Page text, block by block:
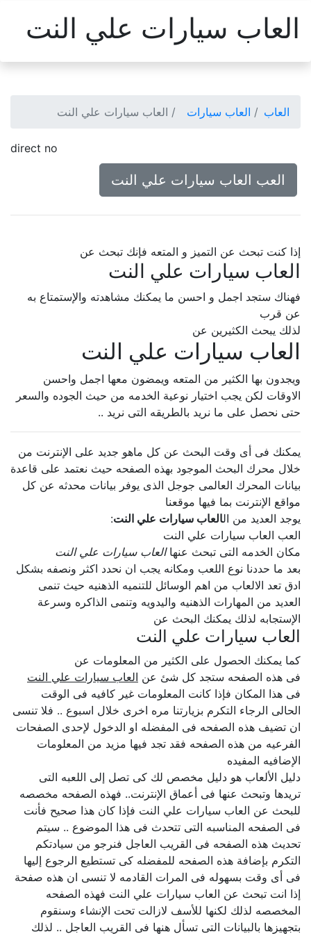
العاب سيارات علي النت
العاب العاب سيارات العاب سيارات علي النت
direct no
العب العاب سيارات علي النت
إذا كنت تبحث عن التميز و المتعه فإنك تبحث عن
العاب سيارات علي النت
فهناك ستجد اجمل و احسن ما يمكنك مشاهدته والإستمتاع به
عن قرب
لذلك يبحث الكثيرين عن
العاب سيارات علي النت
ويجدون بها الكثير من المتعه ويمضون معها اجمل واحسن
الاوقات لكن يجب اختيار نوعية الخدمه من حيث الجوده والسعر
حتى نحصل على ما نريد بالطريقه التى نريد ..
يمكنك فى أى وقت البحث عن كل ماهو جديد على الإنترنت من
خلال محرك البحث الموجود بهذه الصفحه حيث نعتمد على قاعدة
بيانات المحرك العالمى جوجل الذى يوفر بيانات محدثه عن كل
مواقع الإنترنت بما فيها موقعنا
يوجد العديد من ال العاب سيارات علي النت:
العب العاب سيارات علي النت
مكان الخدمه التى تبحث عنهاالعاب سيارات علي النت
بعد ما حددنا نوع اللعب ومكانه يجب ان نحدد اكثر ونصفه بشكل
ادق تعد الالعاب من اهم الوسائل للتنميه الذهنيه حيث تنمى
العديد من المهارات الذهنيه واليدويه وتنمى الذاكره وسرعة
الإستجابه لذلك يمكنك البحث عن
العاب سيارات علي النت
كما يمكنك الحصول على الكثير من المعلومات عن
فى هذه الصفحه ستجد كل شئ عنالعاب سيارات علي النت
فى هذا المكان فإذا كانت المعلومات غير كافيه فى الوقت
الحالى الرجاء التكرم بزيارتنا مره اخرى خلال اسبوع .. فلا تنسى
ان تضيف هذه الصفحه فى المفضله او الدخول لإحدى الصفحات
الفرعيه من هذه الصفحه فقد تجد فيها مزيد من المعلومات
الإضافيه المفيده
دليل الألعاب هو دليل مخصص لك كى تصل إلى اللعبه التى
تريدها وتبحث عنها فى أعماق الإنترنت.. فهذه الصفحه مخصصه
للبحث عن العاب سيارات علي النت فإذا كان هذا صحيح فأنت
فى الصفحه المناسبه التى تتحدث فى هذا الموضوع .. سيتم
تحديث هذه الصفحه فى القريب العاجل فنرجو من سيادتكم
التكرم بإضافة هذه الصفحه للمفضله كى تستطيع الرجوع إليها
فى أى وقت بسهوله فى المرات القادمه لا تنسى ان هذه صفحة
إذا انت تبحث عن العاب سيارات علي النت فهذه الصفحه
المخصصه لذلك لكنها للأسف لازالت تحت الإنشاء وسنقوم
بتجهيزها بالبيانات التى تسأل هنها فى القريب العاجل .. لذلك